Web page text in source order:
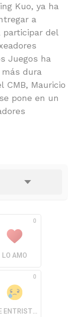
Kuo, ya ha
a
participar del
Juegos ha
dura
CMB, Mauricio
pone en un
0
LO AMO
0
ENTRISTECE